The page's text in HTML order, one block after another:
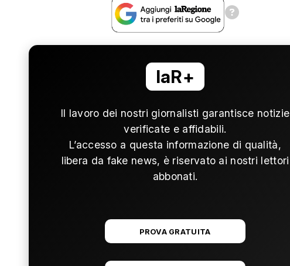
laR+
Il lavoro dei nostri giornalisti garantisce notizie
verificate e affidabili.
L’accesso a questa informazione di qualità,
libera da fake news, è riservato ai nostri lettori
abbonati.
PROVA GRATUITA